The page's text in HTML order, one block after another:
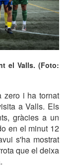
el Valls. (Foto:
zero i ha tornat
a Valls. Els
gràcies a un
en el minut 12
s'ha mostrat
que el deixa